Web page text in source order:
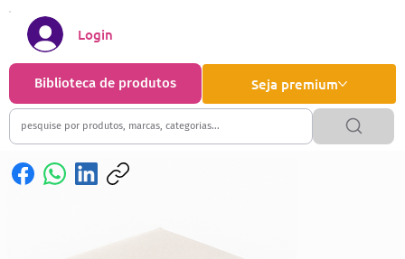
Seja premium
Biblioteca de produtos
Login